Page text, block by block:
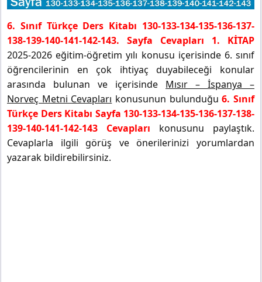
6. Sınıf Türkçe Ders Kitabı 130-133-134-135-136-137-
138-139-140-141-142-143. Sayfa Cevapları 1. KİTAP
2025-2026 eğitim-öğretim yılı konusu içerisinde 6. sınıf
öğrencilerinin en çok ihtiyaç duyabileceği konular
arasında bulunan ve içerisinde Mısır – İspanya –
Norveç Metni Cevapları konusunun bulunduğu6. Sınıf
Türkçe Ders Kitabı Sayfa 130-133-134-135-136-137-138-
139-140-141-142-143 Cevapları konusunu paylaştık.
Cevaplarla ilgili görüş ve önerilerinizi yorumlardan
yazarak bildirebilirsiniz.